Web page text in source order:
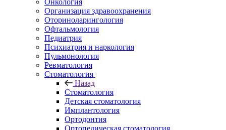
Онкология
Организация здравоохранения
Оториноларингология
Офтальмология
Педиатрия
Психиатрия и наркология
Пульмонология
Ревматология
Стоматология
Назад
Стоматология
Детская стоматология
Имплантология
Ортодонтия
Ортопедическая стоматология